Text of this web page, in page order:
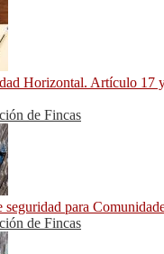
Horizontal. Artículo 17
de Fincas
seguridad para
de Fincas